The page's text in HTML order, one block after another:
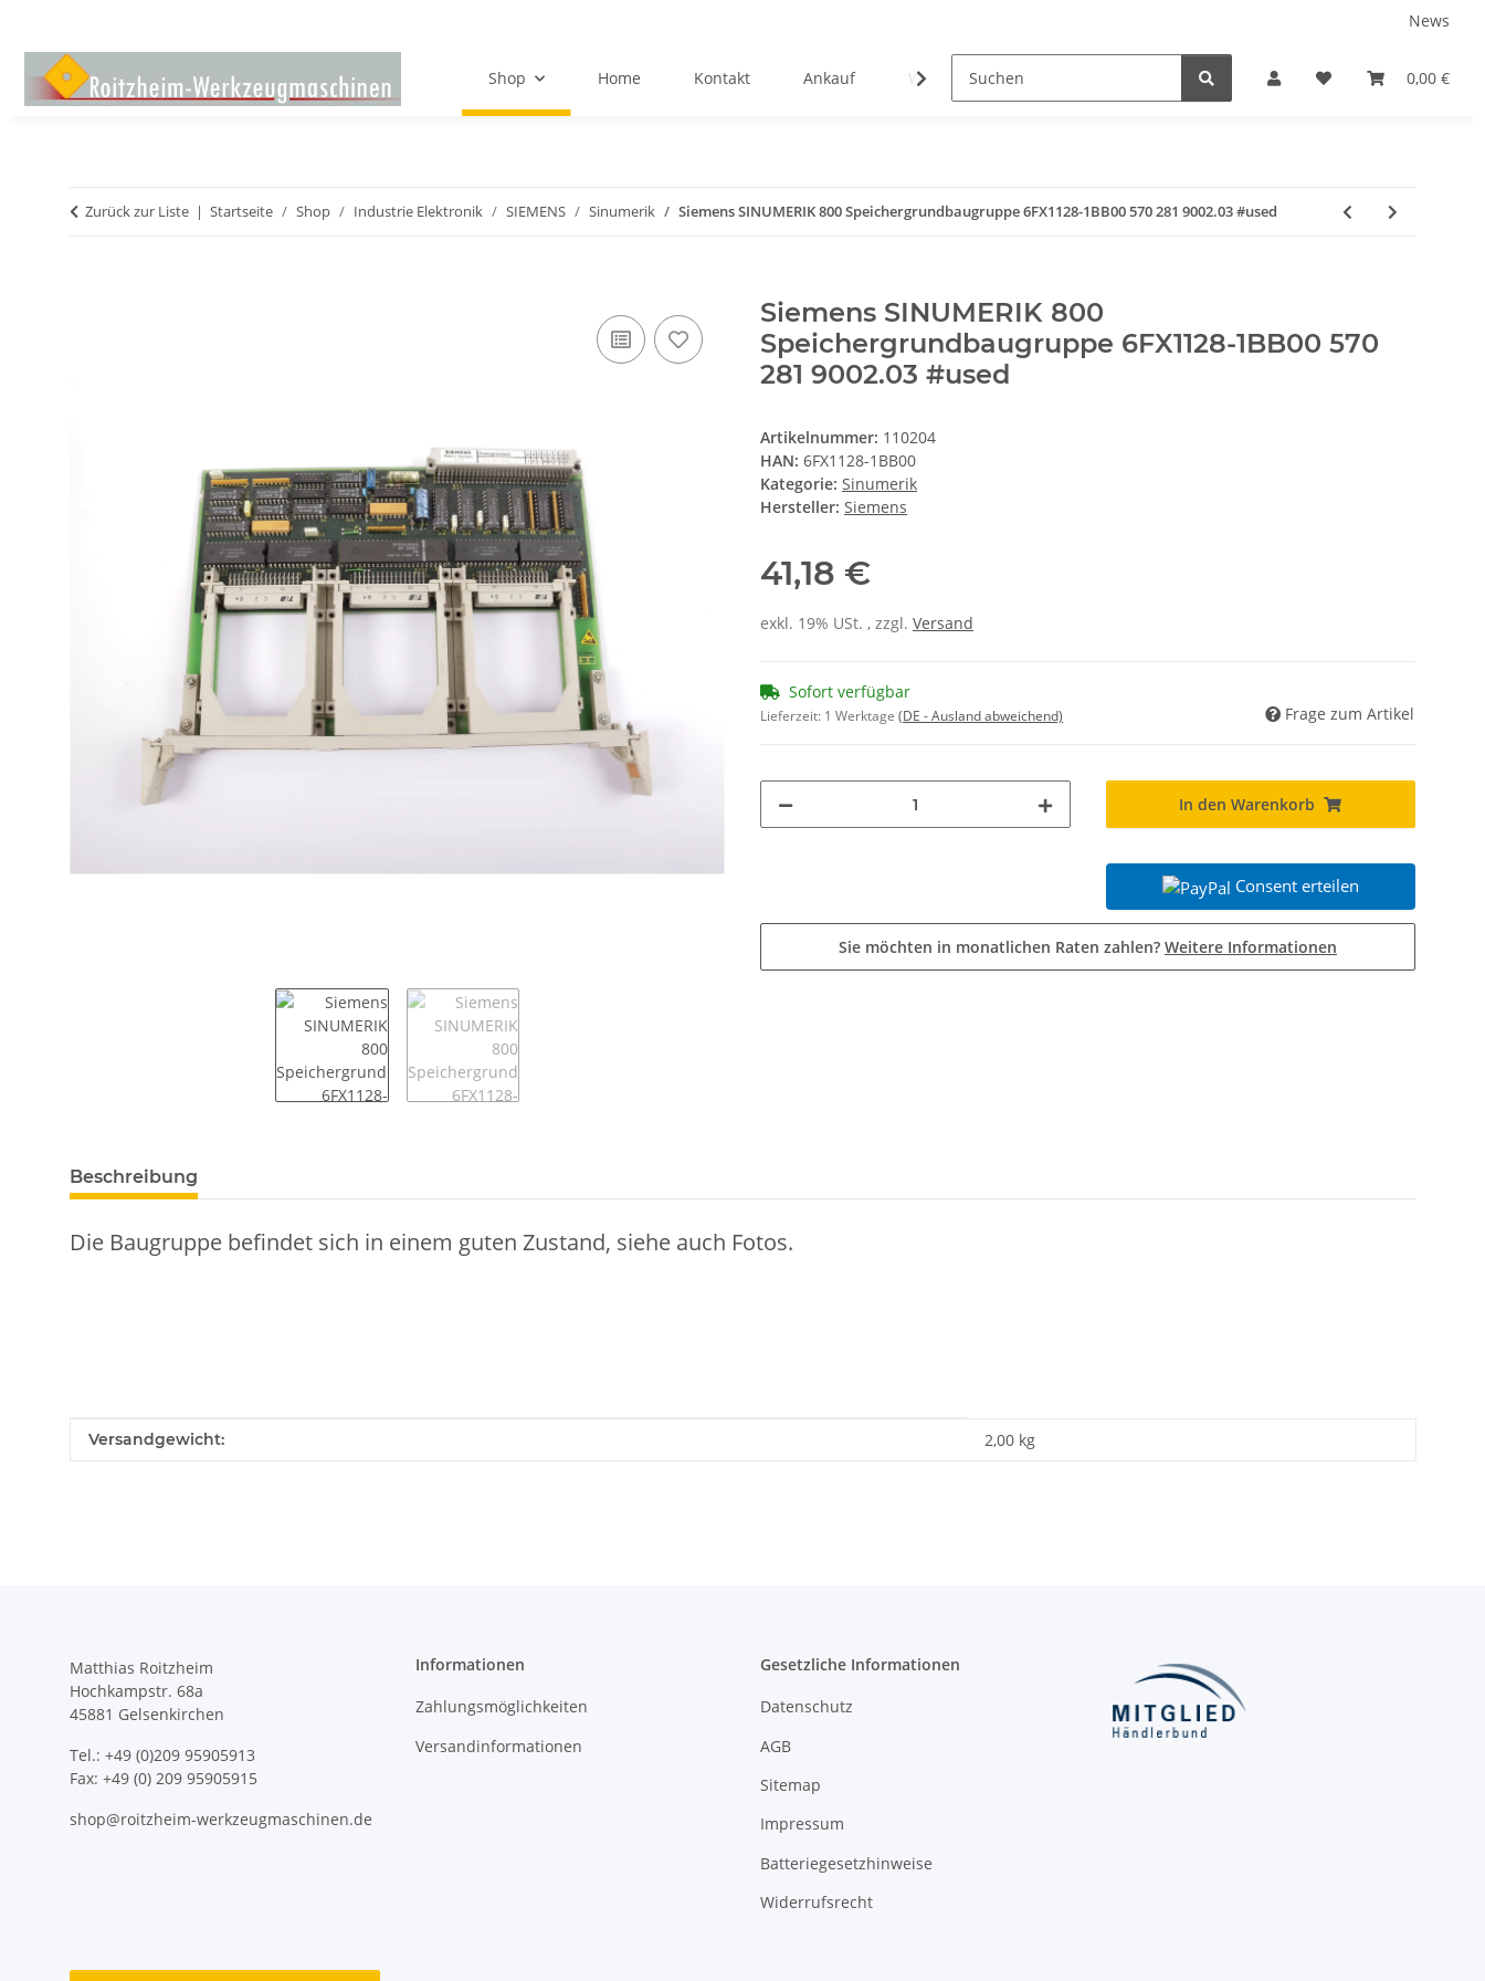
News
0,00 €
Shop Home Kontakt Ankauf Wir über uns
Zurück zur Liste Startseite Shop Industrie Elektronik SIEMENS Sinumerik Siemens SINUMERIK 800 Speichergrundbaugruppe 6FX1128-1BB00 570 281 9002.03 #used
Siemens SINUMERIK 800
Speichergrundbaugruppe 6FX1128-1BB00 570
281 9002.03 #used
Artikelnummer: 110204
HAN: 6FX1128-1BB00
Kategorie: Sinumerik
Hersteller: Siemens
41,18 €
exkl. 19% USt. , zzgl. Versand
Sofort verfügbar
Lieferzeit: 1 Werktage (DE - Ausland abweichend) Frage zum Artikel
In den Warenkorb
Consent erteilen
Sie möchten in monatlichen Raten zahlen? Weitere Informationen
weitere Registerkarten anzeigen
Beschreibung
Die Baugruppe befindet sich in einem guten Zustand, siehe auch Fotos.
Produkteigenschaft
Wert
Versandgewicht: 2,00 kg
Matthias Roitzheim
Hochkampstr. 68a
45881 Gelsenkirchen
Tel.: +49 (0)209 95905913
Fax: +49 (0) 209 95905915
shop@roitzheim-werkzeugmaschinen.de
Informationen
Zahlungsmöglichkeiten
Versandinformationen
Gesetzliche Informationen
Datenschutz
AGB
Sitemap
Impressum
Batteriegesetzhinweise
Widerrufsrecht